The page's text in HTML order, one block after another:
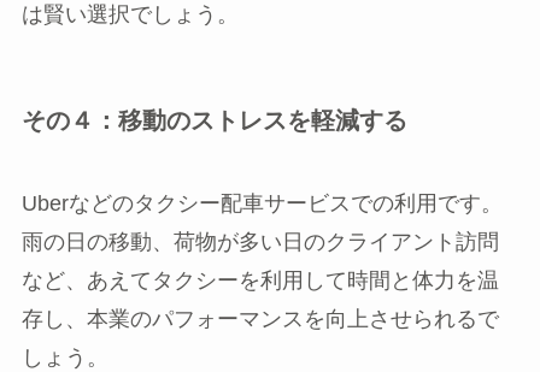
は賢い選択でしょう。
その４：移動のストレスを軽減する
Uberなどのタクシー配車サービスでの利用です。
雨の日の移動、荷物が多い日のクライアント訪問
など、あえてタクシーを利用して時間と体力を温
存し、本業のパフォーマンスを向上させられるで
しょう。